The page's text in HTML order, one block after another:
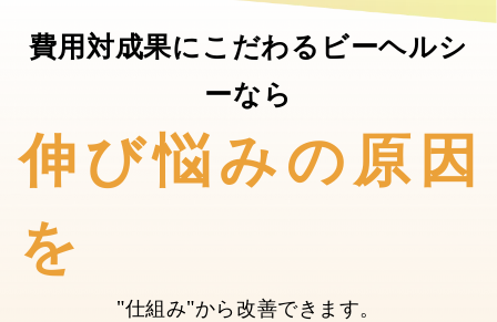
費用対成果にこだわるビーヘルシ
ーなら
伸び悩みの原因
を
"仕組み"から改善できます。